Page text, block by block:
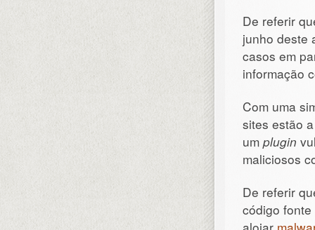
De referir
junho deste
casos em
informação
Com uma
sites estão
um plugin
maliciosos
De referir
código